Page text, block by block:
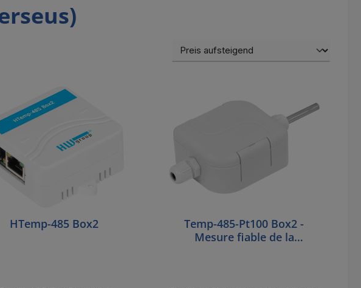
HTemp-485 Box2
Temp-485-Pt100 Box2 -
Mesure fiable de la